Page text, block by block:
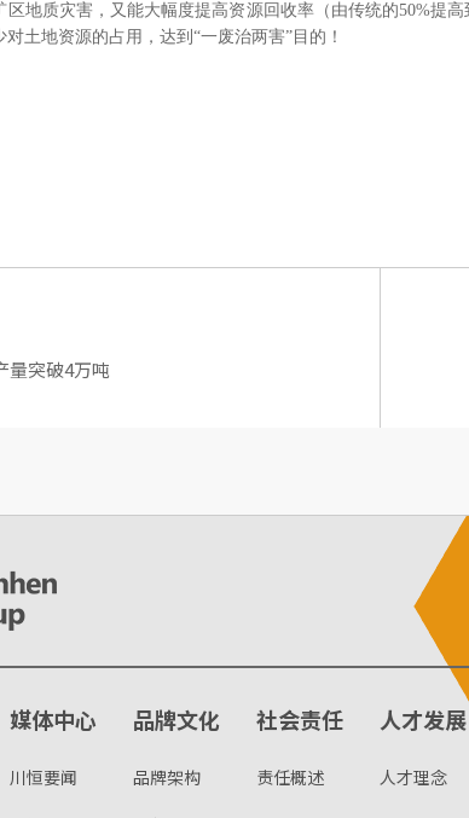
区地质灾害，又能大幅度提高资源回收率（由传统的50%提
土地资源的占用，达到“一废治两害”目的！
量突破4万吨
媒体中心
川恒要闻
品牌文化
品牌架构
社会责任
责任概述
人才发展
人才理念